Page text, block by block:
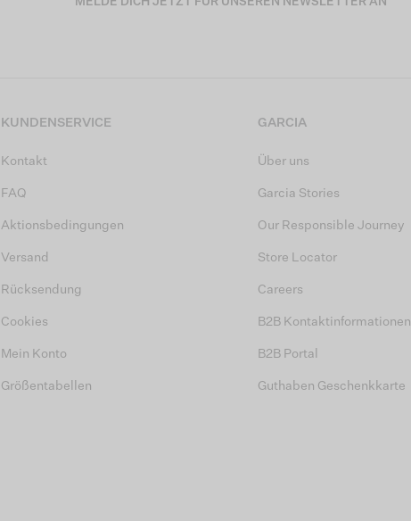
KUNDENSERVICE
Kontakt
FAQ
Aktionsbedingungen
Versand
Rücksendung
Cookies
Mein Konto
Größentabellen
GARCIA
Über uns
Garcia Stories
Our Responsible Journey
Store Locator
Careers
B2B Kontaktinformationen
B2B Portal
Guthaben Geschenkkarte